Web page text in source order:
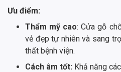
Ưu điểm:
Thẩm mỹ cao: Cửa gỗ
vẻ đẹp tự nhiên và sang
thất bệnh viện.
Cách âm tốt: Khả năng